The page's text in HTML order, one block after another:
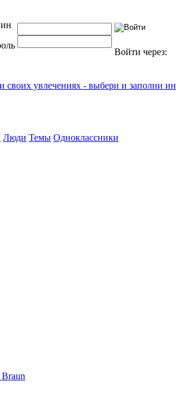
Войти через:
своих увлечениях - выбери и заполни
Люди Темы Одноклассники